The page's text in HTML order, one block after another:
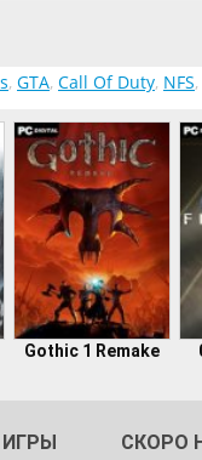
, GTA, Call Of Duty, NFS,
Gothic 1 Remake
СКОРО